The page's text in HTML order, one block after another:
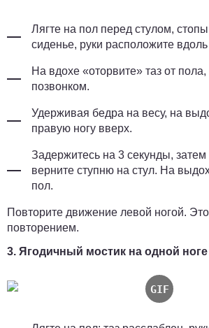
Лягте на пол перед стулом, стопы
сиденье, руки расположите
На вдохе «оторвите» таз от пола,
позвонком.
Удерживая бедра на весу, на
правую ногу вверх.
Задержитесь на 3 секунды, затем
верните ступню на стул. На
пол.
Повторите движение левой ногой.
повторением.
3. Ягодичный мостик на одной ноге